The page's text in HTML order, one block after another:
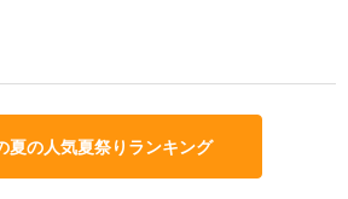
夏の人気夏祭りランキング